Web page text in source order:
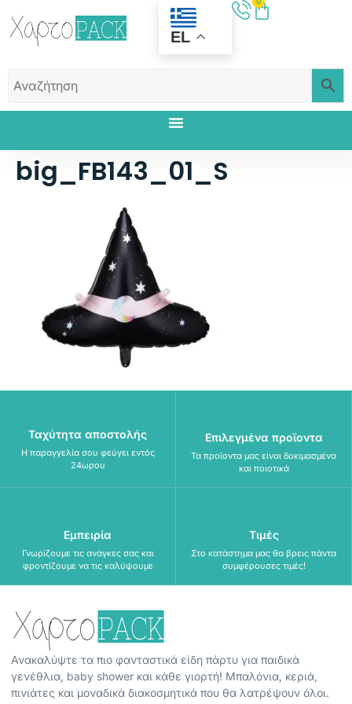
EL
big_FB143_01_S
Ταχύτητα αποστολής
Η παραγγελία σου φεύγει εντός
24ωρου
Επιλεγμένα προϊοντα
Τα προϊοντα μας είναι δοκιμασμένα
και ποιοτικά
Εμπειρία
Γνωρίζουμε τις ανάγκες σας και
φροντίζουμε να τις καλύψουμε
Τιμές
Στο κατάστημα μας θα βρεις πάντα
συμφέρουσες τιμές!
Ανακαλύψτε τα πιο φανταστικά είδη πάρτυ για παιδικά
γενέθλια, baby shower και κάθε γιορτή! Μπαλόνια, κεριά,
πινιάτες και μοναδικά διακοσμητικά που θα λατρέψουν όλοι.